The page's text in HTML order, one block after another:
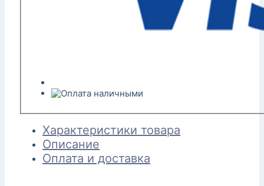
Характеристики товара
Описание
Оплата и доставка